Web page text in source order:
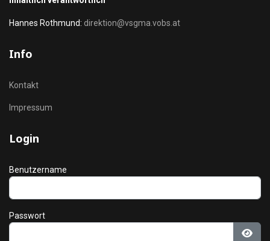
Hannes Rothmund: direktion@vsgma.vobs.at
Info
Kontakt
Impressum
Login
Benutzername
Passwort